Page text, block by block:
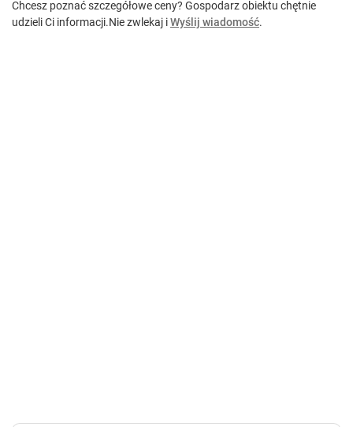
Prywatny parking.
Darmowy internet (WiFi).
Chcesz poznać szczegółowe ceny? Gospodarz obiektu chętnie
udzieli Ci informacji.Nie zwlekaj iWyślij wiadomość.